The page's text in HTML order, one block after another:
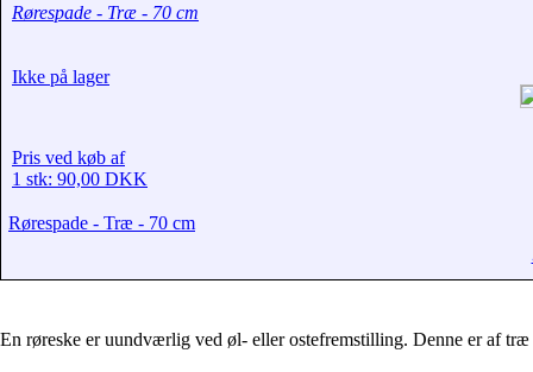
Rørespade - Træ - 70 cm
Ikke på lager
Pris ved køb af
1 stk: 90,00 DKK
Rørespade - Træ - 70 cm
En røreske er uundværlig ved øl- eller ostefremstilling. Denne er af